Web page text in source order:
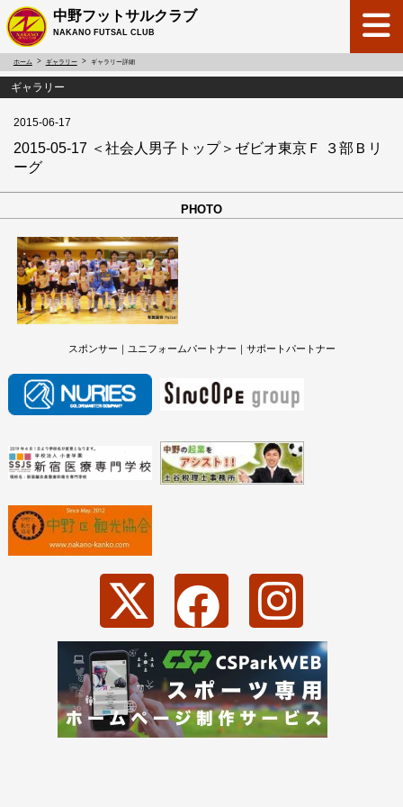
中野フットサルクラブ
NAKANO FUTSAL CLUB
ホーム ギャラリー ギャラリー詳細
ギャラリー
2015-06-17
2015-05-17 ＜社会人男子トップ＞ゼビオ東京Ｆ ３部Ｂリ
ーグ
PHOTO
スポンサー｜ユニフォームパートナー｜サポートパートナー